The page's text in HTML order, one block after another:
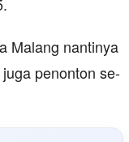
Malang nantinya
penonton se-